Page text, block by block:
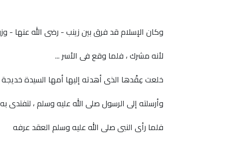
وكان الإسلام قد فرق بين زينب - رضى الله عنها -
لأنه مشرك ، فلما وقع فى الأسر ...
خلعت عِقْدها الذى أهدته إليها أمها السيدة خديجة
وأرسلته إلى الرسول صلى الله عليه وسلم ، لتفتدى
فلما رأى النبى صلى الله عليه وسلم العقد عرفه